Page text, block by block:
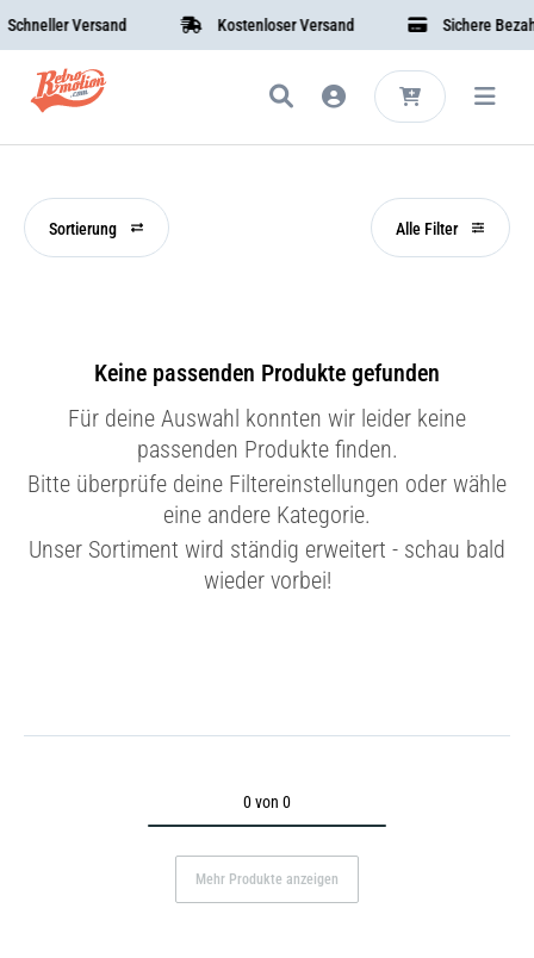
Versand Kostenloser Versand Sichere
Sortierung Alle Filter
Keine passenden Produkte gefunden
Für deine Auswahl konnten wir leider keine
passenden Produkte finden.
Bitte überprüfe deine Filtereinstellungen oder wähle
eine andere Kategorie.
Unser Sortiment wird ständig erweitert - schau bald
wieder vorbei!
0 von 0
Mehr Produkte anzeigen